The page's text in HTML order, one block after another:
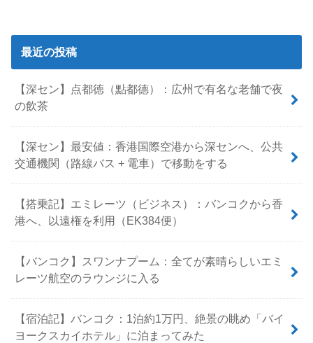
最近の投稿
【深セン】点都徳（點都德）：広州で有名な老舗で夜
の飲茶
【深セン】最安値：香港国際空港から深センへ、公共
交通機関（路線バス + 電車）で移動をする
【搭乗記】エミレーツ（ビジネス）：バンコクから香
港へ、以遠権を利用（EK384便）
【バンコク】スワンナプーム：全てが素晴らしいエミ
レーツ航空のラウンジに入る
【宿泊記】バンコク：1泊約1万円、絶景の眺め「バイ
ヨークスカイホテル」に泊まってみた